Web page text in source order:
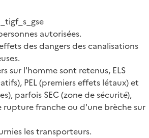
autorisées.
des dangers des canalisations
sur l'homme sont retenus, ELS
PEL (premiers effets létaux) et
parfois SEC (zone de sécurité),
rupture franche ou d'une brèche sur
les transporteurs.